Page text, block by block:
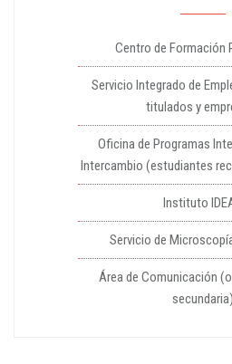
Centro de Formación
Servicio Integrado de
titulados y
Oficina de Programas
Intercambio (estudiantes
Instituto
Servicio de
Área de Comunicación
secundaria)